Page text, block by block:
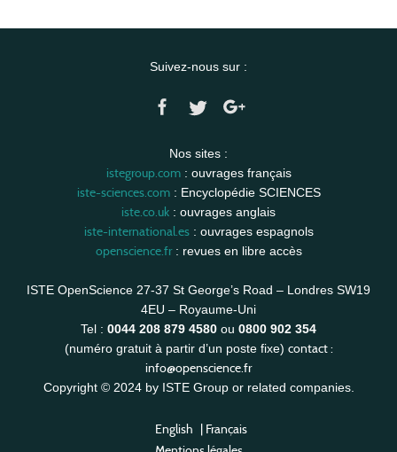
Suivez-nous sur :
Nos sites :
istegroup.com: ouvrages français
iste-sciences.com: Encyclopédie SCIENCES
iste.co.uk : ouvrages anglais
iste-international.es: ouvrages espagnols
openscience.fr: revues en libre accès
ISTE OpenScience 27-37 St George’s Road – Londres SW19
4EU – Royaume-Uni
Tel : 0044 208 879 4580 ou 0800 902 354
(numéro gratuit à partir d’un poste fixe) contact :
info@openscience.fr
Copyright © 2024 by ISTE Group or related companies.
English | Français